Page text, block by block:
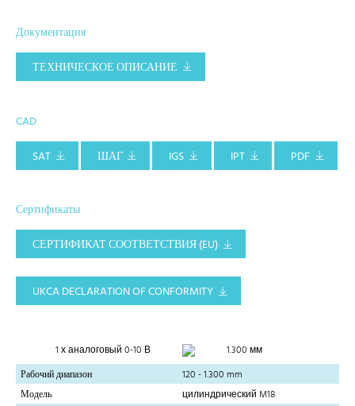
Документация
ТЕХНИЧЕСКОЕ ОПИСАНИЕ
CAD
SAT
ШАГ IGS IPT PDF
Сертификаты
СЕРТИФИКАТ СООТВЕТСТВИЯ (EU)
UKCA DECLARATION OF CONFORMITY
1 х аналоговый 0-10 В
1.300 мм
Рабочий диапазон
120 - 1.300 mm
Модель
цилиндрический M18